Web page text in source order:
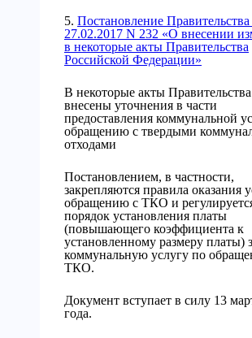
5. Постановление
27.02.2017 N 232 «О внесении
в некоторые акты Правительства
Российской Федерации»
В некоторые акты
внесены уточнения в части
предоставления коммунальной
обращению с твердыми
отходами
Постановлением, в частности,
закрепляются правила оказания
обращению с ТКО и
порядок установления платы
(повышающего коэффициента к
установленному размеру платы)
коммунальную услугу по
ТКО.
Документ вступает в силу 13
года.